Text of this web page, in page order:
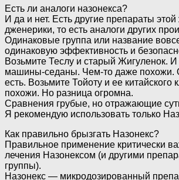
Есть ли аналоги назонекса?
И да и нет. Есть другие препараты
дженерики, то есть аналоги других
Одинаковые группа или название
одинаковую эффективность и
Возьмите Теслу и старый Жигуленок. И
машины-седаны. Чем-то даже похожи.
есть. Возьмите Тойоту и ее китайского
похожи. Но разница огромна.
Сравнения грубые, но отражающие
Я рекомендую использовать только
Как правильно брызгать Назонекс?
Правильное применение критически
лечения Назонексом (и другими
группы).
Назонекс — микродозированный